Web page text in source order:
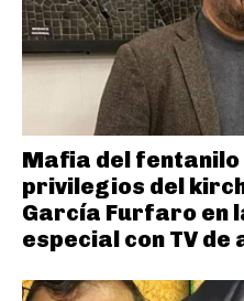
Mafia del fentanilo
privilegios del
García Furfaro en
especial con TV de